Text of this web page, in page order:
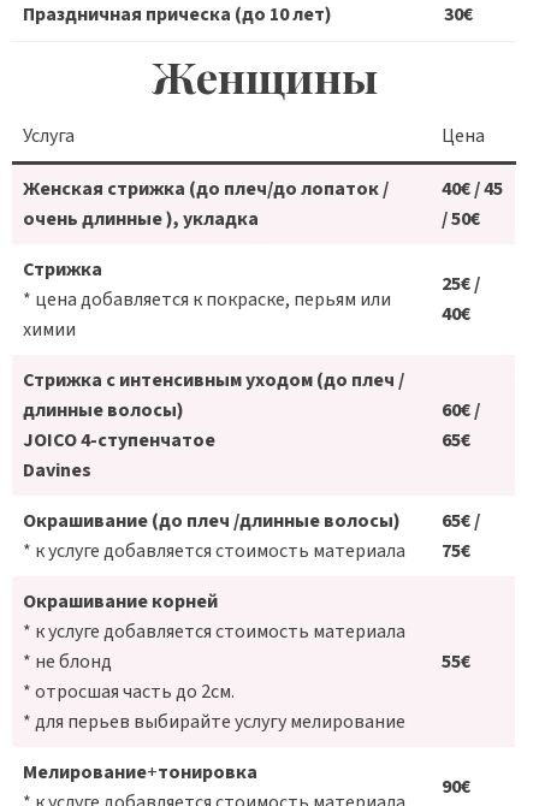
Праздничная прическа (до 10 лет)
30€
Женщины
Услуга
Цена
Женская стрижка (до плеч/до лопаток /
очень длинные ), укладка
40€ / 45
/ 50€
Стрижка
* цена добавляется к покраске, перьям или
химии
25€ /
40€
Стрижка с интенсивным уходом (до плеч /
длинные волосы)
JOICO 4-ступенчатое
Davines
60€ /
65€
Окрашивание (до плеч /длинные волосы)
* к услуге добавляется стоимость материала
65€ /
75€
Окрашивание корней
* к услуге добавляется стоимость материала
* не блонд
* отросшая часть до 2см.
* для перьев выбирайте услугу мелирование
55€
Mелирование+тонировка
90€